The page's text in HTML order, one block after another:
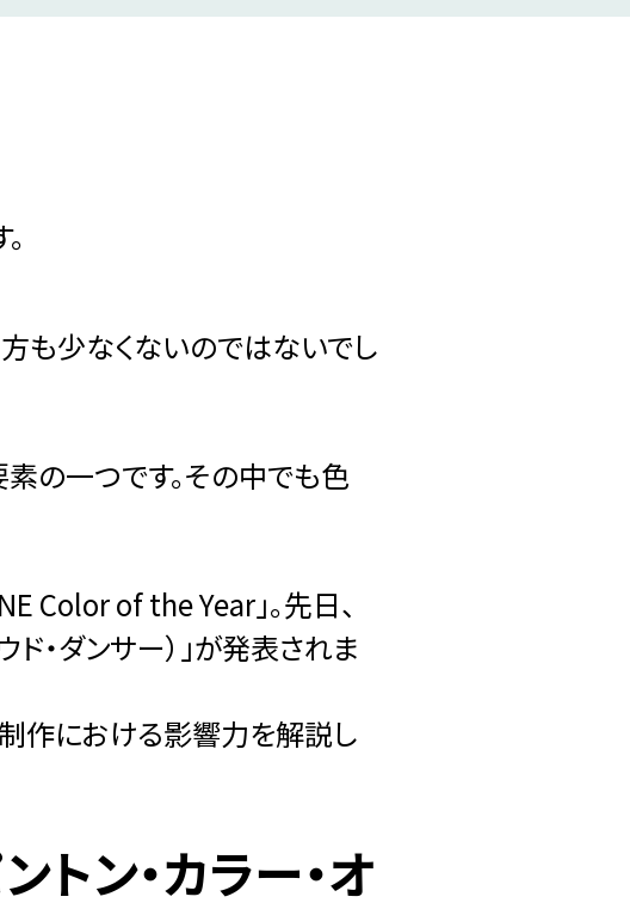
も少なくないのではないでし
の一つです。その中でも色
Color of the Year」。先日、
・ダンサー）」が発表されま
制作における影響力を解説し
ン・カラー・オ